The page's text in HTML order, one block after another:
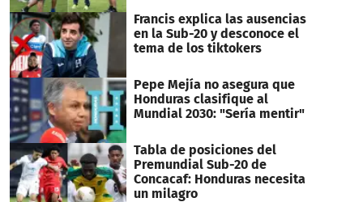
Francis explica las ausencias
en la Sub-20 y desconoce el
tema de los tiktokers
Pepe Mejía no asegura que
Honduras clasifique al
Mundial 2030: "Sería mentir"
Tabla de posiciones del
Premundial Sub-20 de
Concacaf: Honduras necesita
un milagro